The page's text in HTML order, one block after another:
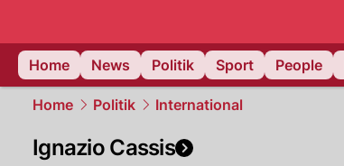
Home
News Politik Sport People
Home Politik International
Ignazio Cassis